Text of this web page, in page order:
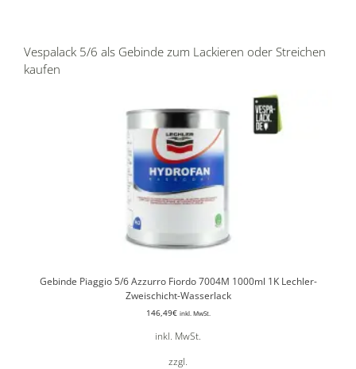
Vespalack 5/6 als Gebinde zum Lackieren oder Streichen
kaufen
Gebinde Piaggio 5/6 Azzurro Fiordo 7004M 1000ml 1K Lechler-
Zweischicht-Wasserlack
146,49€ inkl. MwSt.
inkl. MwSt.
zzgl.